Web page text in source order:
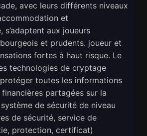
avec leurs différents niveaux
et
s’adaptent aux joueurs
et prudents. joueur et
fortes à haut risque. Le
technologies de cryptage
toutes les informations
partagées sur la
de sécurité de niveau
de sécurité, service de
protection, certificat)